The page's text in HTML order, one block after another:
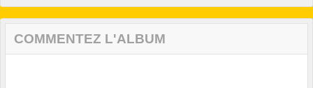
COMMENTEZ L'ALBUM